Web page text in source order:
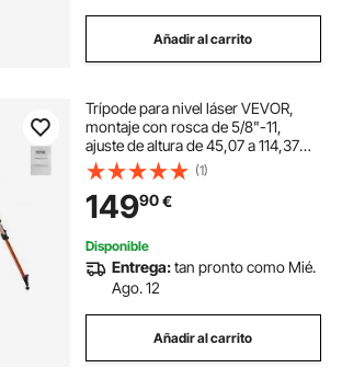
Añadir al carrito
Trípode para nivel láser VEVOR,
montaje con rosca de 5/8"-11,
ajuste de altura de 45,07 a 114,37
pulgadas, trípode de medición
resistente, con burbuja de nivel y
limitador de difusión, pies
antideslizantes elevables para
construcción
(1)
14990€
Disponible
Entrega:tan pronto como Mié.
Ago. 12
Añadir al carrito